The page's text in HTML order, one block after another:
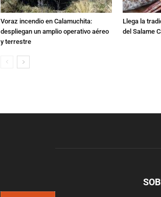
Voraz incendio en Calamuchita:
despliegan un amplio operativo aéreo
y terrestre
Llega la
del Salame